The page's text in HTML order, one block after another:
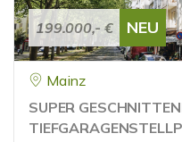
199.000,- € NEU
Mainz
SUPER